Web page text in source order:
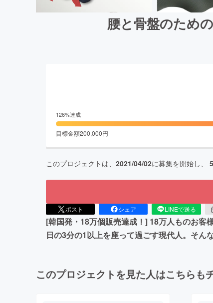
腰と骨盤のため
126%達成
目標金額200,000円
このプロジェクトは、 2021/04/02に募集を開始し、
ポスト シェア LINEで送る
[韓国発・18万個販売達成！] 18万人ものお客
日の3分の1以上を座って過ごす現代人。そん
このプロジェクトを見た人はこちらも